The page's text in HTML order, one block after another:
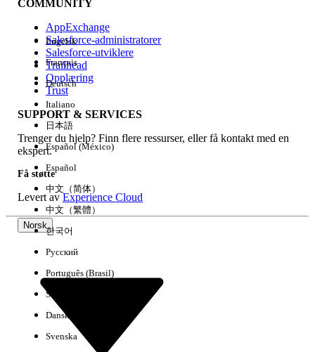
Erfaring
Fjern alle Utført
COMMUNITY
AppExchange
Salesforce-administratorer
Salesforce-utviklere
Trailhead
Opplæring
Trust
SUPPORT & SERVICES
Trenger du hjelp? Finn flere ressurser, eller få kontakt med en
ekspert.
Få støtte
Levert avExperience Cloud
Norsk
Engelsk
Français
Deutsch
Italiano
日本語
Español (México)
Español
中文（简体）
中文（繁體）
한국어
Русский
Português (Brasil)
Suomi
Dansk
Svenska